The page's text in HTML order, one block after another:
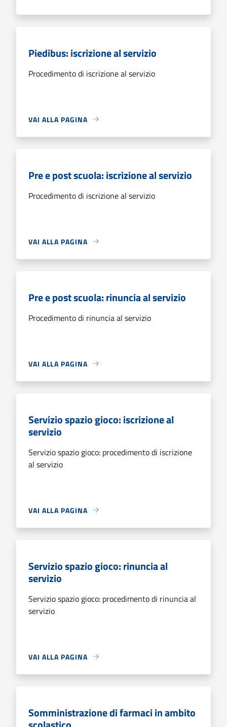
Piedibus: iscrizione al servizio
Procedimento di iscrizione al servizio
VAI ALLA PAGINA
Pre e post scuola: iscrizione al servizio
Procedimento di iscrizione al servizio
VAI ALLA PAGINA
Pre e post scuola: rinuncia al servizio
Procedimento di rinuncia al servizio
VAI ALLA PAGINA
Servizio spazio gioco: iscrizione al
servizio
Servizio spazio gioco: procedimento di iscrizione
al servizio
VAI ALLA PAGINA
Servizio spazio gioco: rinuncia al
servizio
Servizio spazio gioco: procedimento di rinuncia al
servizio
VAI ALLA PAGINA
Somministrazione di farmaci in ambito